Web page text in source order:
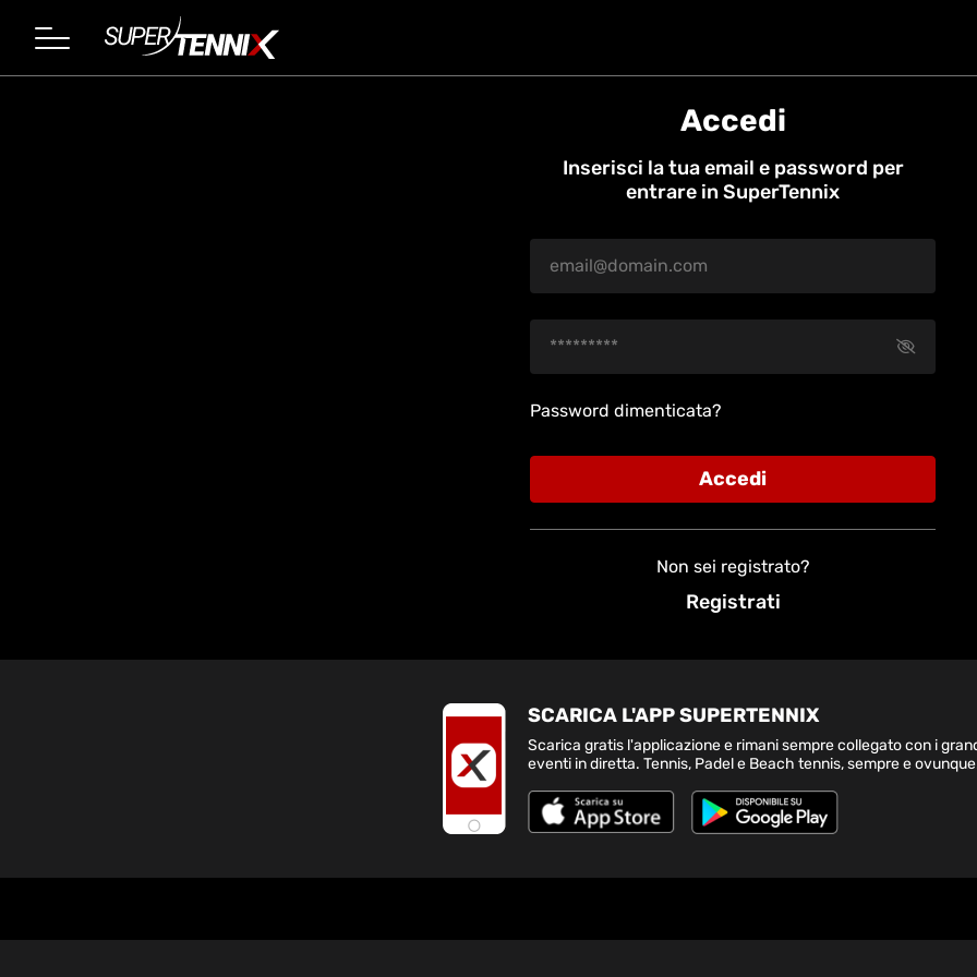
Accedi
Inserisci la tua email e password per
entrare in SuperTennix
Password dimenticata?
Accedi
Non sei registrato?
Registrati
SCARICA L'APP SUPERTENNIX
Scarica gratis l'applicazione e rimani sempre collegato con i
eventi in diretta. Tennis, Padel e Beach tennis, sempre e